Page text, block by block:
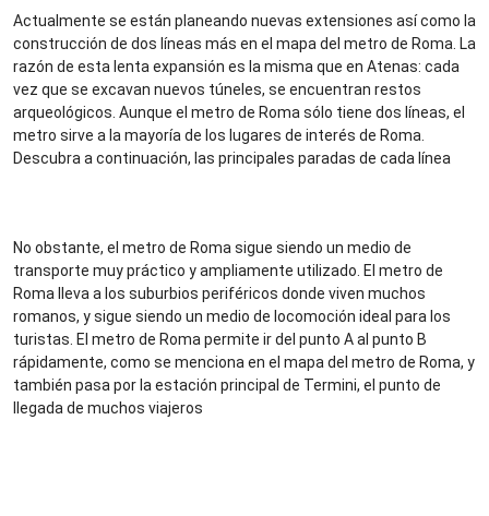
Actualmente se están planeando nuevas extensiones así como la
construcción de dos líneas más en el mapa del metro de Roma. La
razón de esta lenta expansión es la misma que en Atenas: cada
vez que se excavan nuevos túneles, se encuentran restos
arqueológicos. Aunque el metro de Roma sólo tiene dos líneas, el
metro sirve a la mayoría de los lugares de interés de Roma.
Descubra a continuación, las principales paradas de cada línea
No obstante, el metro de Roma sigue siendo un medio de
transporte muy práctico y ampliamente utilizado. El metro de
Roma lleva a los suburbios periféricos donde viven muchos
romanos, y sigue siendo un medio de locomoción ideal para los
turistas. El metro de Roma permite ir del punto A al punto B
rápidamente, como se menciona en el mapa del metro de Roma, y
también pasa por la estación principal de Termini, el punto de
llegada de muchos viajeros